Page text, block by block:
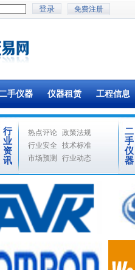
免费注册
手仪器 仪器租赁 工程信息
行
业
资
讯
热点评论 政策法规
行业安全
技术标准
市场预测
行业动态
二
手
仪
器